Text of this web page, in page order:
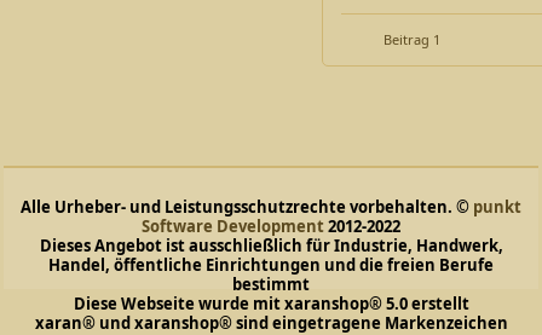
Beitrag 1
Alle Urheber- und Leistungsschutzrechte vorbehalten. © punkt
Software Development2012-2022
Dieses Angebot ist ausschließlich für Industrie, Handwerk,
Handel, öffentliche Einrichtungen und die freien Berufe
bestimmt
Diese Webseite wurde mit xaranshop® 5.0 erstellt
xaran® und xaranshop® sind eingetragene Markenzeichen